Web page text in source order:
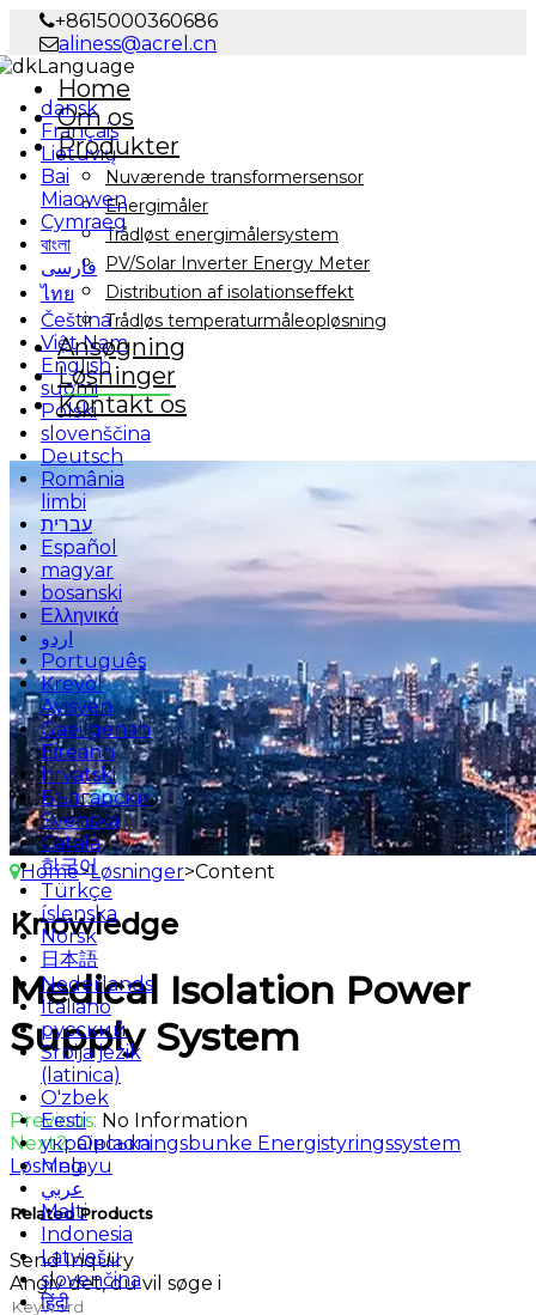
+8615000360686
aliness@acrel.cn
Language
dansk
Français
Lietuvių
Bai
Miaowen
Cymraeg
বাংলা
فارسی
ไทย
Čeština
Việt Nam
English
suomi
Polski
slovenščina
Deutsch
România
limbi
עברית
Español
magyar
bosanski
Ελληνικά
اردو
Português
Kreyòl
Ayisyen
Gaeilgenah
Éireann
hrvatski
Български
Svenska
Català
한국어
Türkçe
íslenska
Norsk
日本語
Nederlands
Italiano
русский
Srbija jezik
(latinica)
O'zbek
Eesti
українська
Melayu
عربي
Malti
Indonesia
Latviešu
slovenčina
हिंदी
Home
Om os
Produkter
Nuværende transformersensor
Energimåler
Trådløst energimålersystem
PV/Solar Inverter Energy Meter
Distribution af isolationseffekt
Trådløs temperaturmåleopløsning
Ansøgning
Løsninger
Kontakt os
Home>Løsninger>Content
Knowledge
Medical Isolation Power
Supply System
Previous: No Information
Next2:Opladningsbunke Energistyringssystem
Løsning
Related Products
Send Inquiry
Angiv det, du vil søge i